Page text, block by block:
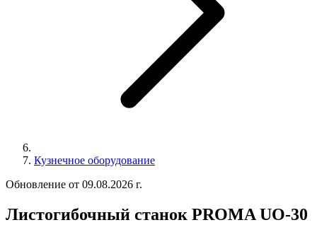
Кузнечное оборудование
Обновление от 09.08.2026 г.
Листогибочный станок PROMA UO-30